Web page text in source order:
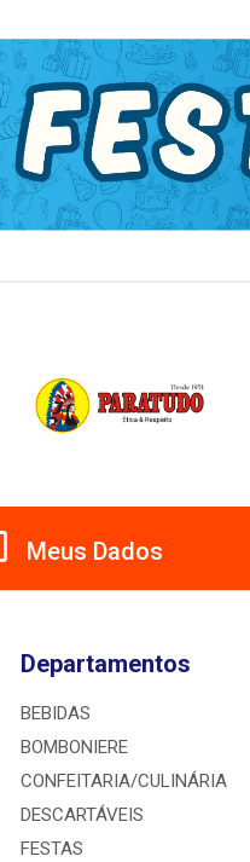
Meus Dados
Departamentos
BEBIDAS
BOMBONIERE
CONFEITARIA/CULINÁRIA
DESCARTÁVEIS
FESTAS